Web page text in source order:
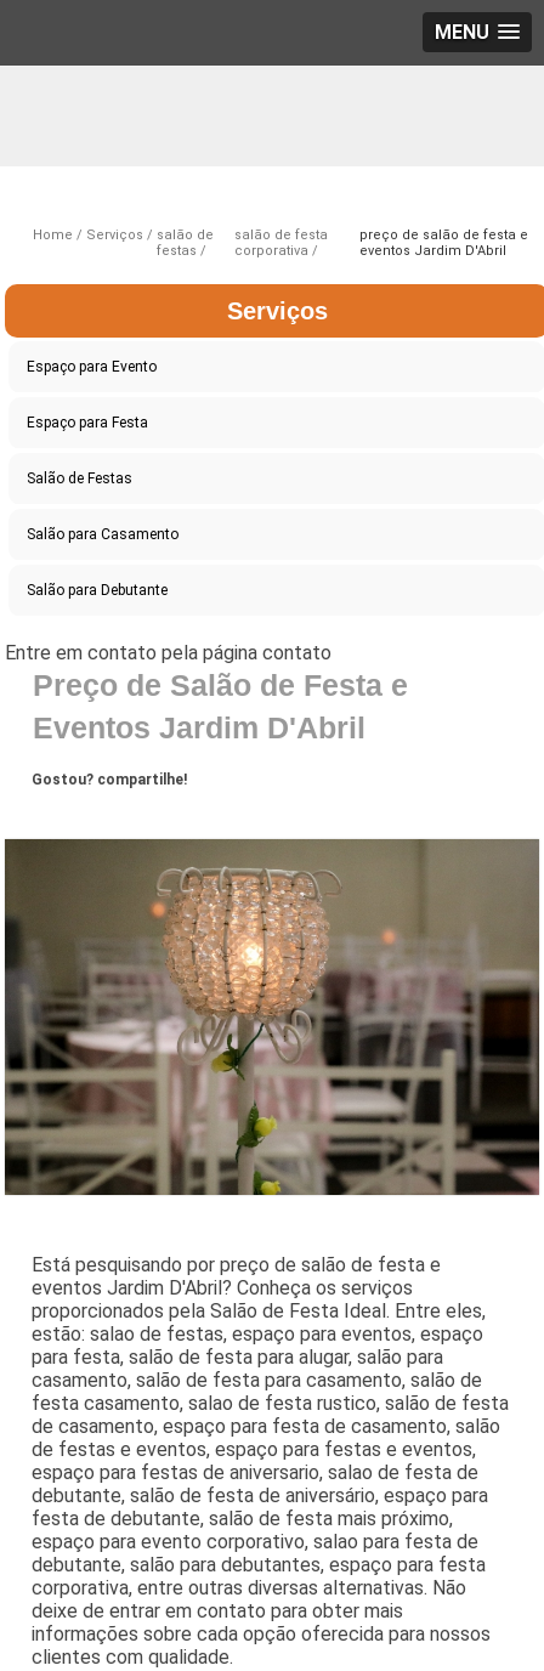
MENU
Home Serviços
salão de
festas
salão de festa
corporativa
preço de salão de festa e
eventos Jardim D'Abril
Serviços
Espaço para Evento
Espaço para Festa
Salão de Festas
Salão para Casamento
Salão para Debutante
Preço de Salão de Festa e
Eventos Jardim D'Abril
Gostou? compartilhe!
Está pesquisando por preço de salão de festa e
eventos Jardim D'Abril? Conheça os serviços
proporcionados pela Salão de Festa Ideal. Entre eles,
estão: salao de festas, espaço para eventos, espaço
para festa, salão de festa para alugar, salão para
casamento, salão de festa para casamento, salão de
festa casamento, salao de festa rustico, salão de festa
de casamento, espaço para festa de casamento, salão
de festas e eventos, espaço para festas e eventos,
espaço para festas de aniversario, salao de festa de
debutante, salão de festa de aniversário, espaço para
festa de debutante, salão de festa mais próximo,
espaço para evento corporativo, salao para festa de
debutante, salão para debutantes, espaço para festa
corporativa, entre outras diversas alternativas. Não
deixe de entrar em contato para obter mais
informações sobre cada opção oferecida para nossos
clientes com qualidade.